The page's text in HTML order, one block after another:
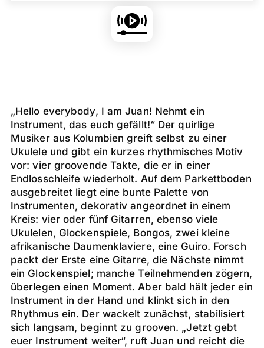
„Hello everybody, I am Juan! Nehmt ein
Instrument, das euch gefällt!“ Der quirlige
Musiker aus Kolumbien greift selbst zu einer
Ukulele und gibt ein kurzes rhythmisches Motiv
vor: vier groovende Takte, die er in einer
Endlosschleife wiederholt. Auf dem Parkettboden
ausgebreitet liegt eine bunte Palette von
Instrumenten, dekorativ angeordnet in einem
Kreis: vier oder fünf Gitarren, ebenso viele
Ukulelen, Glockenspiele, Bongos, zwei kleine
afrikanische Daumenklaviere, eine Guiro. Forsch
packt der Erste eine Gitarre, die Nächste nimmt
ein Glockenspiel; manche Teilnehmenden zögern,
überlegen einen Moment. Aber bald hält jeder ein
Instrument in der Hand und klinkt sich in den
Rhythmus ein. Der wackelt zunächst, stabilisiert
sich langsam, beginnt zu grooven. „Jetzt gebt
euer Instrument weiter“, ruft Juan und reicht die